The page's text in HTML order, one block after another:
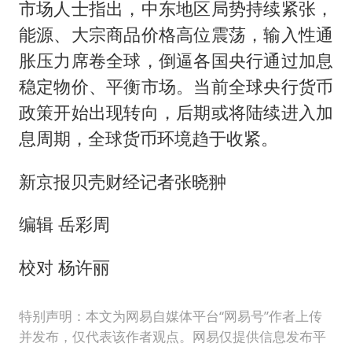
市场人士指出，中东地区局势持续紧张，
能源、大宗商品价格高位震荡，输入性通
胀压力席卷全球，倒逼各国央行通过加息
稳定物价、平衡市场。当前全球央行货币
政策开始出现转向，后期或将陆续进入加
息周期，全球货币环境趋于收紧。
新京报贝壳财经记者张晓翀
编辑 岳彩周
校对 杨许丽
特别声明：本文为网易自媒体平台“网易号”作者上传
并发布，仅代表该作者观点。网易仅提供信息发布平